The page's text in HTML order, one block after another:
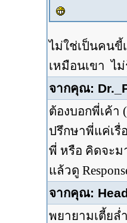
ไม่ใช่เป็นคนขี้
เหมือนเขา ไ
จากคุณ:
ต้องบอกพี่เค้า
ปรึกษาพี่แค่เรื่
พี่ หรือ คิดจะม
แล้วดู
จากคุณ:
พยายามเตี้ยล่